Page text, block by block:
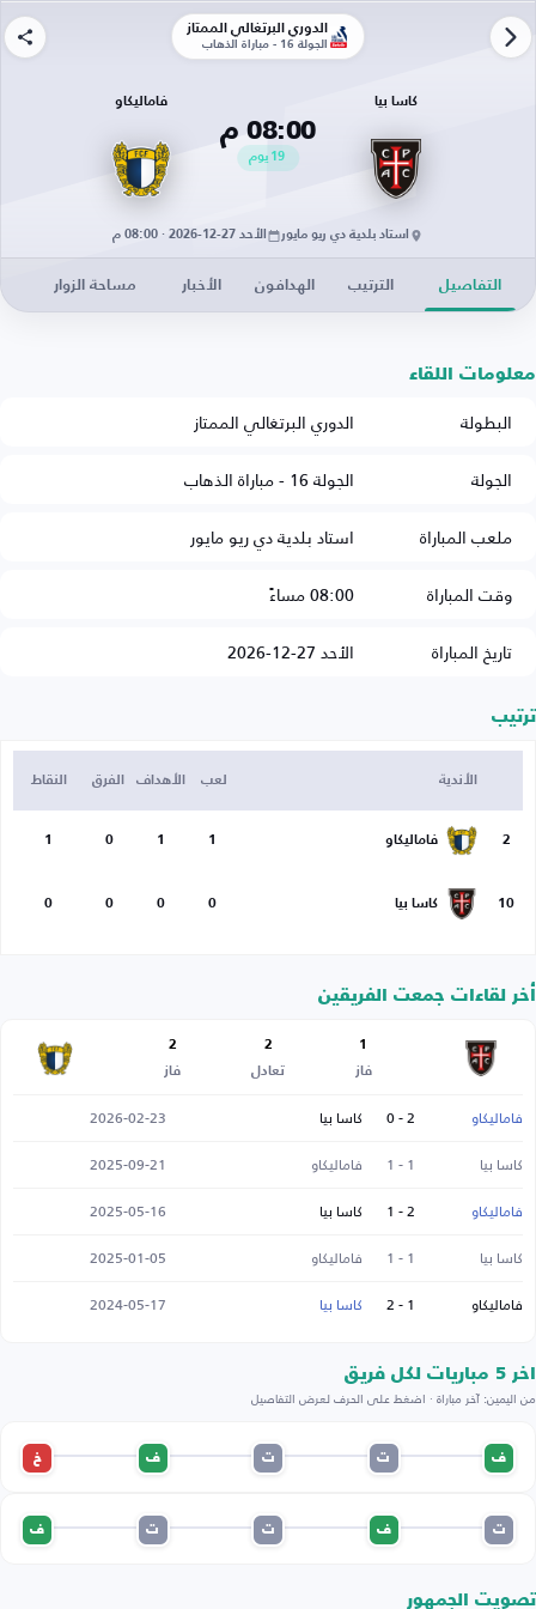
الدوري البرتغالي الممتاز
الجولة 16 - مباراة الذهاب
كاسا بيا
08:00 م
19 يوم
فاماليكاو
استاد بلدية دي ريو مايور الأحد 27-12-2026 · 08:00 م
التفاصيل الترتيب الهدافون الأخبار مساحة الزوار
معلومات اللقاء
البطولة
الدوري البرتغالي الممتاز
الجولة
الجولة 16 - مباراة الذهاب
ملعب المباراة
استاد بلدية دي ريو مايور
وقت المباراة
08:00 مساءً
تاريخ المباراة
الأحد 27-12-2026
ترتيب
الأندية لعب الأهداف الفرق النقاط
2 فاماليكاو 1
1
0
1
10 كاسا بيا 0
0
0
0
أخر لقاءات جمعت الفريقين
1
فاز
2
تعادل
2
فاز
فاماليكاو 2 - 0 كاسا بيا
2026-02-23
كاسا بيا
1 - 1 فاماليكاو
2025-09-21
فاماليكاو
2 - 1 كاسا بيا
2025-05-16
كاسا بيا
1 - 1 فاماليكاو
2025-01-05
فاماليكاو
1 - 2 كاسا بيا 2024-05-17
اخر 5 مباريات لكل فريق
من اليمين: آخر مباراة · اضغط على الحرف لعرض التفاصيل
ف ت ت ف خ
ت ف ت ت ف
تصويت الجمهور